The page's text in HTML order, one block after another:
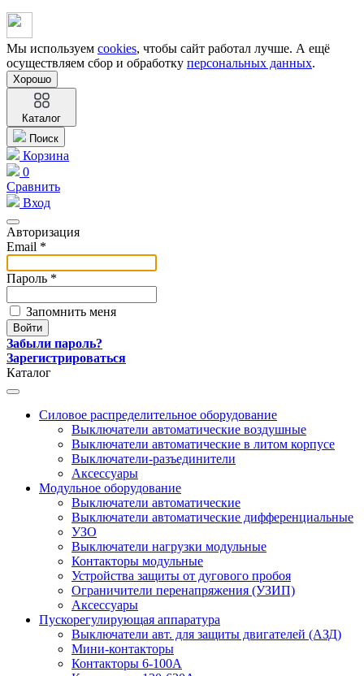
Мы используем cookies, чтобы сайт работал лучше. А ещё
осуществляем сбор и обработку персональных данных.
Хорошо
Каталог
Поиск
Корзина
0
Сравнить
Вход
Авторизация
Email *
Пароль *
Запомнить меня
Забыли пароль?
Зарегистрироваться
Каталог
Силовое распределительное оборудование
Выключатели автоматические воздушные
Выключатели автоматические в литом корпусе
Выключатели-разъединители
Аксессуары
Модульное оборудование
Выключатели автоматические
Выключатели автоматические дифференциальные
УЗО
Выключатели нагрузки модульные
Контакторы модульные
Устройства защиты от дугового пробоя
Ограничители перенапряжения (УЗИП)
Аксессуары
Пускорегулирующая аппаратура
Выключатели авт. для защиты двигателей (АЗД)
Мини-контакторы
Контакторы 6-100А